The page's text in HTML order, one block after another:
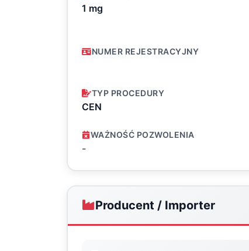
1 mg
NUMER REJESTRACYJNY
TYP PROCEDURY
CEN
WAŻNOŚĆ POZWOLENIA
-
Producent / Importer